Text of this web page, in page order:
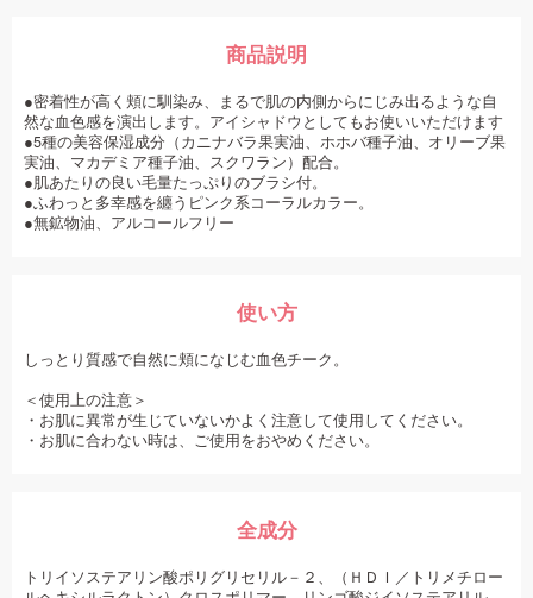
商品説明
●密着性が高く頬に馴染み、まるで肌の内側からにじみ出るような自
然な血色感を演出します。アイシャドウとしてもお使いいただけます
●5種の美容保湿成分（カニナバラ果実油、ホホバ種子油、オリーブ果
実油、マカデミア種子油、スクワラン）配合。
●肌あたりの良い毛量たっぷりのブラシ付。
●ふわっと多幸感を纏うピンク系コーラルカラー。
●無鉱物油、アルコールフリー
使い方
しっとり質感で自然に頬になじむ血色チーク。
＜使用上の注意＞
・お肌に異常が生じていないかよく注意して使用してください。
・お肌に合わない時は、ご使用をおやめください。
全成分
トリイソステアリン酸ポリグリセリル－２、（ＨＤＩ／トリメチロー